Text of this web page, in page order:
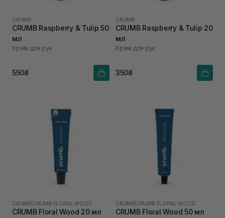
CRUMB
CRUMB Raspberry & Tulip 50
мл
Крем для рук
550₴
CRUMB
CRUMB Raspberry & Tulip 20
мл
Крем для рук
350₴
CRUMB CRUMB FLORAL WOOD
CRUMB Floral Wood 20 мл
CRUMB CRUMB FLORAL WOOD
CRUMB Floral Wood 50 мл